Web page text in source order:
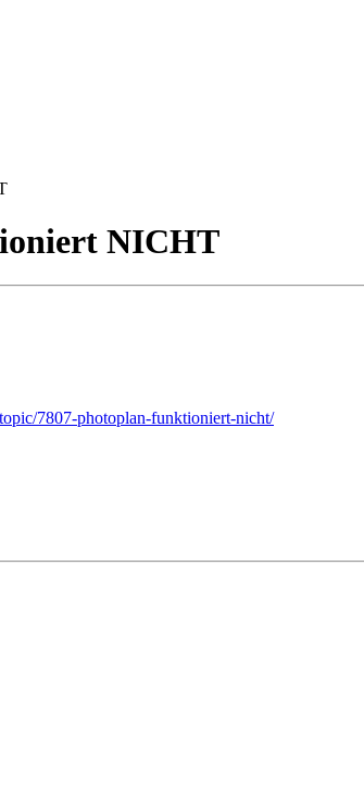
NICHT
7807-photoplan-funktioniert-nicht/